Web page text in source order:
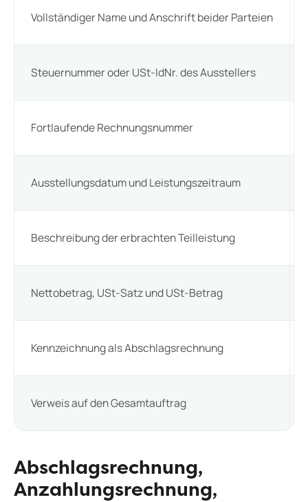
Vollständiger Name und Anschrift beider Parteien
Steuernummer oder USt-IdNr. des Ausstellers
Fortlaufende Rechnungsnummer
Ausstellungsdatum und Leistungszeitraum
Beschreibung der erbrachten Teilleistung
Nettobetrag, USt-Satz und USt-Betrag
Kennzeichnung als Abschlagsrechnung
Verweis auf den Gesamtauftrag
Abschlagsrechnung,
Anzahlungsrechnung,